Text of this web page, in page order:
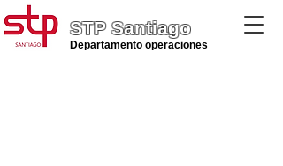
STP Santiago
Departamento operaciones